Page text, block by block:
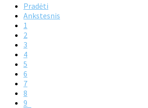
Pradėti
Ankstesnis
1
2
3
4
5
6
7
8
9